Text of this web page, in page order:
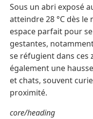
Sous un abri exposé
atteindre 28 °C dès
espace parfait pour
gestantes,
se réfugient dans ces
également une
et chats, souvent
proximité.
core/heading